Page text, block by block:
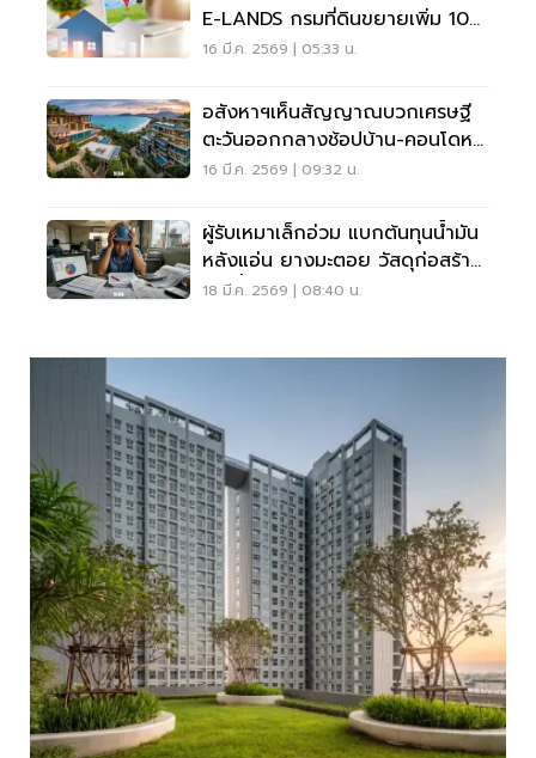
E-LANDS กรมที่ดินขยายเพิ่ม 10
จังหวัด
16 มี.ค. 2569 | 05:33 น.
อสังหาฯเห็นสัญญาณบวกเศรษฐี
ตะวันออกกลางช้อปบ้าน-คอนโดหรู
ในไทย จี้รัฐบาลทำแพ็กเกจดึงกำลัง
16 มี.ค. 2569 | 09:32 น.
ผู้รับเหมาเล็กอ่วม แบกต้นทุนน้ำมัน
หลังแอ่น ยางมะตอย วัสดุก่อสร้าง
พุ่ง ซ้ำเติมเศรษฐกิจ-แบงก์เข้มสิน
18 มี.ค. 2569 | 08:40 น.